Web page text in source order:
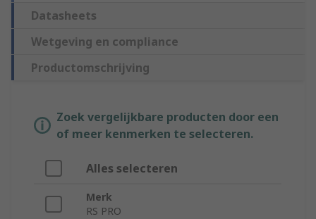
Datasheets
Wetgeving en compliance
Productomschrijving
Zoek vergelijkbare producten door een
of meer kenmerken te selecteren.
Alles selecteren
Merk
RS PRO